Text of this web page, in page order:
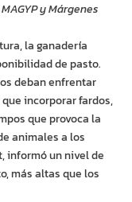
y Márgenes
la ganadería
de pasto.
deban enfrentar
incorporar fardos,
que provoca la
animales a los
informó un nivel de
más altas que los